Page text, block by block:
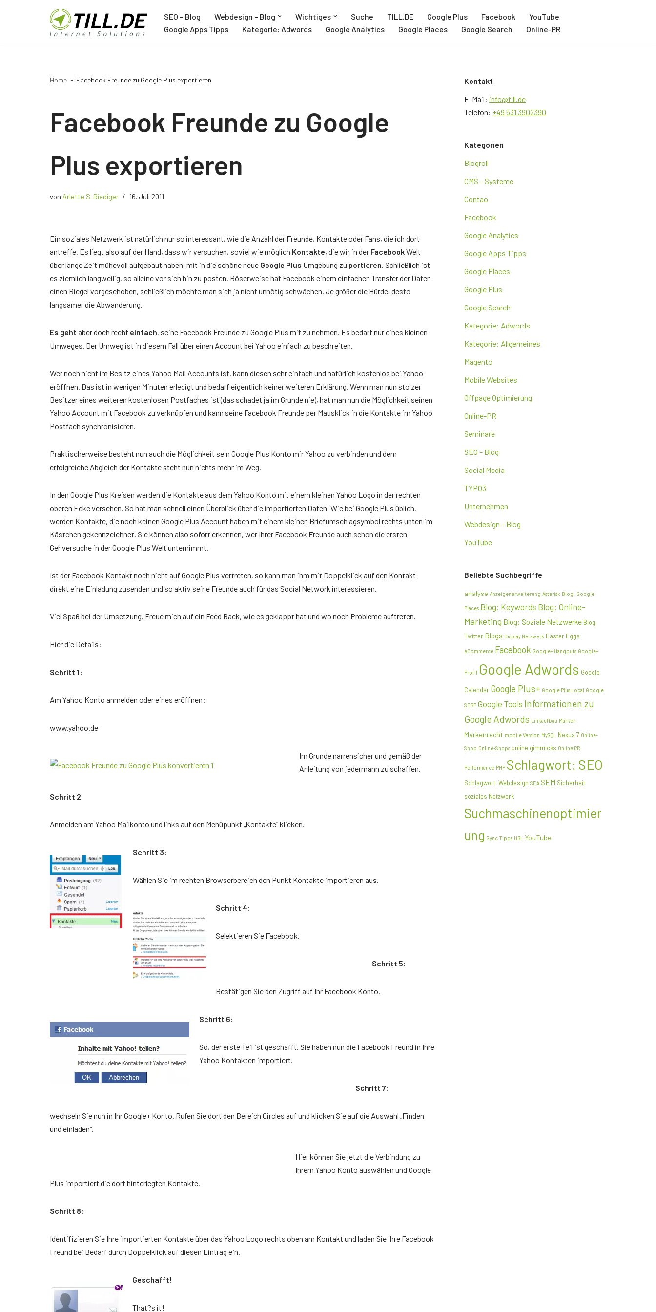
SEO – Blog Webdesign – Blog Wichtiges
Google Tag Manager Agentur
Joachim Schröder
12 Jahre Google Trainer
Rezension
Teilnehmerbericht 1
Top Ten Tipps
Top Ten Tipps für Google Ads
Top Ten Tipps für Google Analytics
Top Ten Tipps für My Business
Nützliche Tools
Suche TILL.DE Google Plus Facebook
YouTube
Google Apps Tipps
Kategorie: Adwords Google Analytics Google Places Google Search Online-PR
Home Facebook Freunde zu Google Plus exportieren
Facebook Freunde zu Google
Plus exportieren
von Arlette S. Riediger 16. Juli 2011
Ein soziales Netzwerk ist natürlich nur so interessant, wie die Anzahl der Freunde, Kontakte oder Fans, die ich dort
antreffe. Es liegt also auf der Hand, dass wir versuchen, soviel wie möglich Kontakte, die wir in der FacebookWelt
über lange Zeit mühevoll aufgebaut haben, mit in die schöne neue Google Plus Umgebung zu portieren. Schließlich ist
es ziemlich langweilig, so alleine vor sich hin zu posten. Böserweise hat Facebook einem einfachen Transfer der Daten
einen Riegel vorgeschoben, schließlich möchte man sich ja nicht unnötig schwächen. Je größer die Hürde, desto
langsamer die Abwanderung.
Es geht aber doch recht einfach, seine Facebook Freunde zu Google Plus mit zu nehmen. Es bedarf nur eines kleinen
Umweges. Der Umweg ist in diesem Fall über einen Account bei Yahoo einfach zu beschreiten.
Wer noch nicht im Besitz eines Yahoo Mail Accounts ist, kann diesen sehr einfach und natürlich kostenlos bei Yahoo
eröffnen. Das ist in wenigen Minuten erledigt und bedarf eigentlich keiner weiteren Erklärung. Wenn man nun stolzer
Besitzer eines weiteren kostenlosen Postfaches ist (das schadet ja im Grunde nie), hat man nun die Möglichkeit seinen
Yahoo Account mit Facebook zu verknüpfen und kann seine Facebook Freunde per Mausklick in die Kontakte im Yahoo
Postfach synchronisieren.
Praktischerweise besteht nun auch die Möglichkeit sein Google Plus Konto mir Yahoo zu verbinden und dem
erfolgreiche Abgleich der Kontakte steht nun nichts mehr im Weg.
In den Google Plus Kreisen werden die Kontakte aus dem Yahoo Konto mit einem kleinen Yahoo Logo in der rechten
oberen Ecke versehen. So hat man schnell einen Überblick über die importierten Daten. Wie bei Google Plus üblich,
werden Kontakte, die noch keinen Google Plus Account haben mit einem kleinen Briefumschlagsymbol rechts unten im
Kästchen gekennzeichnet. Sie können also sofort erkennen, wer Ihrer Facebook Freunde auch schon die ersten
Gehversuche in der Google Plus Welt unternimmt.
Ist der Facebook Kontakt noch nicht auf Google Plus vertreten, so kann man ihm mit Doppelklick auf den Kontakt
direkt eine Einladung zusenden und so aktiv seine Freunde auch für das Social Network interessieren.
Viel Spaß bei der Umsetzung. Freue mich auf ein Feed Back, wie es geklappt hat und wo noch Probleme auftreten.
Hier die Details:
Schritt 1:
Am Yahoo Konto anmelden oder eines eröffnen:
www.yahoo.de
Im Grunde narrensicher und gemäß der
Anleitung von jedermann zu schaffen.
Schritt 2
Anmelden am Yahoo Mailkonto und links auf den Menüpunkt „Kontakte“ klicken.
Schritt 3:
Wählen Sie im rechten Browserbereich den Punkt Kontakte importieren aus.
Schritt 4:
Selektieren Sie Facebook.
Schritt 5:
Bestätigen Sie den Zugriff auf Ihr Facebook Konto.
Schritt 6:
So, der erste Teil ist geschafft. Sie haben nun die Facebook Freund in Ihre
Yahoo Kontakten importiert.
Schritt 7:
wechseln Sie nun in Ihr Google+ Konto. Rufen Sie dort den Bereich Circles auf und klicken Sie auf die Auswahl „Finden
und einladen“.
Hier können Sie jetzt die Verbindung zu
Ihrem Yahoo Konto auswählen und Google
Plus importiert die dort hinterlegten Kontakte.
Schritt 8:
Identifizieren Sie Ihre importierten Kontakte über das Yahoo Logo rechts oben am Kontakt und laden Sie Ihre Facebook
Freund bei Bedarf durch Doppelklick auf diesen Eintrag ein.
Geschafft!
That?s it!
Kontakt
E-Mail: info@till.de
Telefon: +49 531 3902390
Kategorien
Blogroll
CMS – Systeme
Contao
Facebook
Google Analytics
Google Apps Tipps
Google Places
Google Plus
Google Search
Kategorie: Adwords
Kategorie: Allgemeines
Magento
Mobile Websites
Offpage Optimierung
Online-PR
Seminare
SEO – Blog
Social Media
TYPO3
Unternehmen
Webdesign – Blog
YouTube
Beliebte Suchbegriffe
analyse Anzeigenerweiterung Asterisk Blog: Google
Places Blog: Keywords Blog: Online-
Marketing Blog: Soziale Netzwerke Blog:
Twitter Blogs Display Netzwerk Easter Eggs
eCommerce Facebook Google+ Hangouts Google+
Profil Google Adwords Google
Calendar Google Plus+ Google Plus Local Google
SERP Google Tools Informationen zu
Google Adwords Linkaufbau Marken
Markenrecht mobile Version MySQL Nexus 7 Online-
Shop Online-Shops online gimmicks Online PR
Performance PHP Schlagwort: SEO
Schlagwort: Webdesign SEA SEM Sicherheit
soziales Netzwerk
Suchmaschinenoptimier
ung Sync Tipps URL YouTube